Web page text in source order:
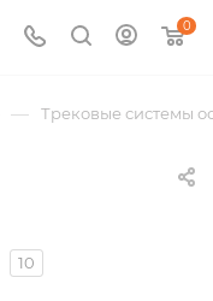
0
— Трековые системы
10